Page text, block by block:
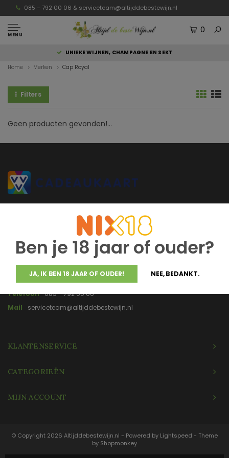
085 – 792 00 06 & serviceteam@altijddebestewijn.nl
MENU
0
UNIEKE WIJNEN, CHAMPAGNE EN SEKT
Ben je 18 jaar of ouder?
JA, IK BEN 18 JAAR OF OUDER! NEE, BEDANKT.
Home Merken Cap Royal
Filters
Geen producten gevonden!...
Altijddebestewijn.nl heeft uitsluitend wijnen van topkwaliteit die
rechtstreeks van de wijnboer komen en door de wijnboer zelf zijn
gemaakt en gebotteld.
Telefoon 085 - 792 00 06
Mail
serviceteam@altijddebestewijn.nl
KLANTENSERVICE
CATEGORIEËN
MIJN ACCOUNT
© Copyright 2026 Altijddebestewijn.nl - Powered by Lightspeed - Theme
by Shopmonkey